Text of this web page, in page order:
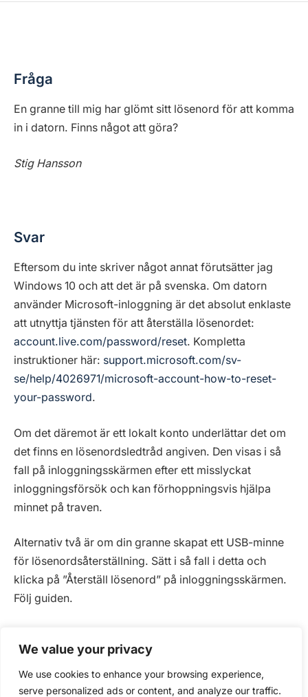
We value your privacy
We use cookies to enhance your browsing experience,
serve personalized ads or content, and analyze our traffic.
Fråga
En granne till mig har glömt sitt lösenord för att komma
in i datorn. Finns något att göra?
Stig Hansson
Svar
Eftersom du inte skriver något annat förutsätter jag
Windows 10 och att det är på svenska. Om datorn
använder Microsoft-inloggning är det absolut enklaste
att utnyttja tjänsten för att återställa lösenordet:
account.live.com/password/reset. Kompletta
instruktioner här: support.microsoft.com/sv-
se/help/4026971/microsoft-account-how-to-reset-
your-password.
Om det däremot är ett lokalt konto underlättar det om
det finns en lösenordsledtråd angiven. Den visas i så
fall på inloggningsskärmen efter ett misslyckat
inloggningsförsök och kan förhoppningsvis hjälpa
minnet på traven.
Alternativ två är om din granne skapat ett USB-minne
för lösenordsåterställning. Sätt i så fall i detta och
klicka på ”Återställ lösenord” på inloggningsskärmen.
Följ guiden.
hacka sin egen dator. Starta datorn med en
installationsskiva eller USB-minne för Windows.
Hämta här vid behov:www.microsoft.com/sv-